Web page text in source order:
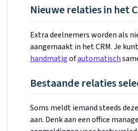
Nieuwe relaties in het
Extra deelnemers worden als
aangemaakt in het CRM. Je
handmatigofautomatisch
Bestaande relaties
Soms meldt iemand steeds
aan. Denk aan een office